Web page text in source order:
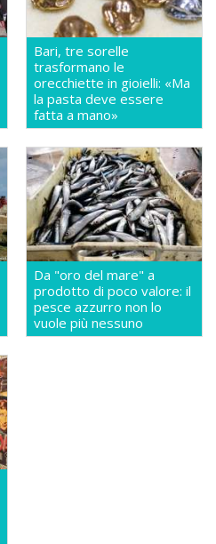
Bari, tre sorelle
trasformano le
orecchiette in gioielli: «Ma
la pasta deve essere
fatta a mano»
Da "oro del mare" a
prodotto di poco valore: il
pesce azzurro non lo
vuole più nessuno